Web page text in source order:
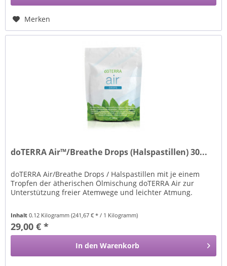
Merken
doTERRA Air™/Breathe Drops (Halspastillen) 30...
doTERRA Air/Breathe Drops / Halspastillen mit je einem
Tropfen der ätherischen Ölmischung doTERRA Air zur
Unterstützung freier Atemwege und leichter Atmung.
Inhalt0.12 Kilogramm(241,67 € * / 1 Kilogramm)
29,00 € *
In den Warenkorb